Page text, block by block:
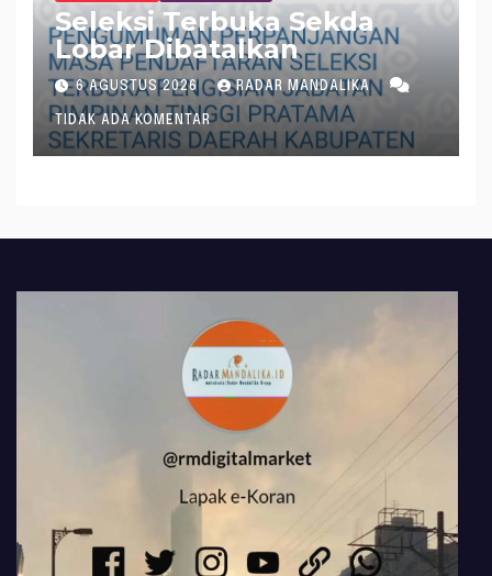
Seleksi Terbuka Sekda
Lobar Dibatalkan
6 AGUSTUS 2026 RADAR MANDALIKA
TIDAK ADA KOMENTAR